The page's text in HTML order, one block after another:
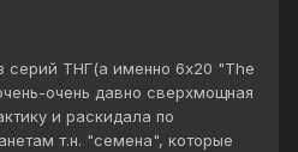
серий ТНГ(а именно 6х20 "The
очень давно сверхмощная
и раскидала по
т.н. "семена", которые